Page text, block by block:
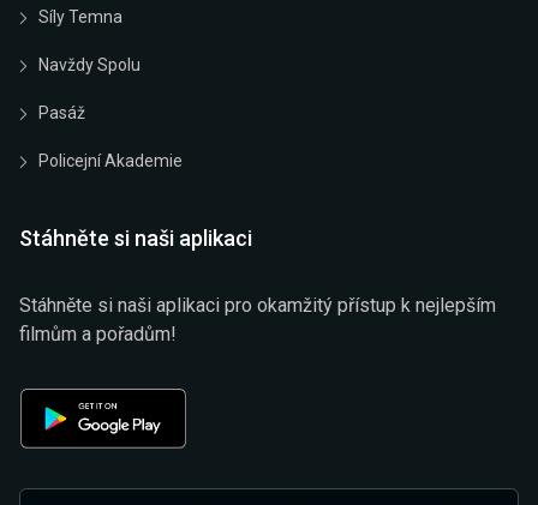
Síly Temna
Navždy Spolu
Pasáž
Policejní Akademie
Stáhněte si naši aplikaci
Stáhněte si naši aplikaci pro okamžitý přístup k nejlepším
filmům a pořadům!